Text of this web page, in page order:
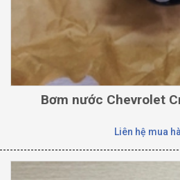
Bơm nước Chevrolet
Liên hệ mua